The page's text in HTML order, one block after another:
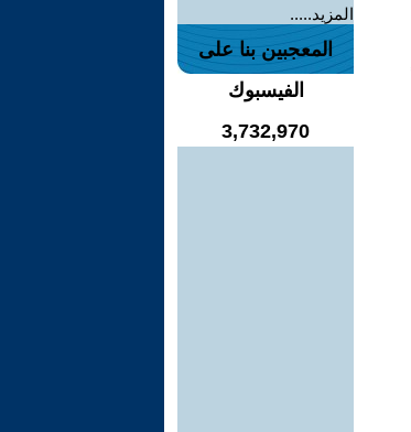
المزيد.....
المعجبين بنا على
الفيسبوك
3,732,970